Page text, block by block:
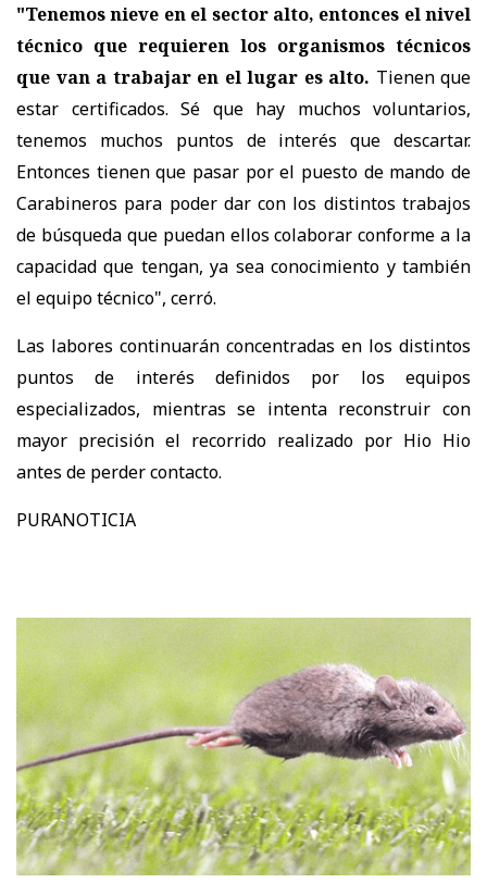
"Tenemos nieve en el sector alto, entonces el nivel
técnico que requieren los organismos técnicos
que van a trabajar en el lugar es alto. Tienen que
estar certificados. Sé que hay muchos voluntarios,
tenemos muchos puntos de interés que descartar.
Entonces tienen que pasar por el puesto de mando de
Carabineros para poder dar con los distintos trabajos
de búsqueda que puedan ellos colaborar conforme a la
capacidad que tengan, ya sea conocimiento y también
el equipo técnico", cerró.
Las labores continuarán concentradas en los distintos
puntos de interés definidos por los equipos
especializados, mientras se intenta reconstruir con
mayor precisión el recorrido realizado por Hio Hio
antes de perder contacto.
PURANOTICIA